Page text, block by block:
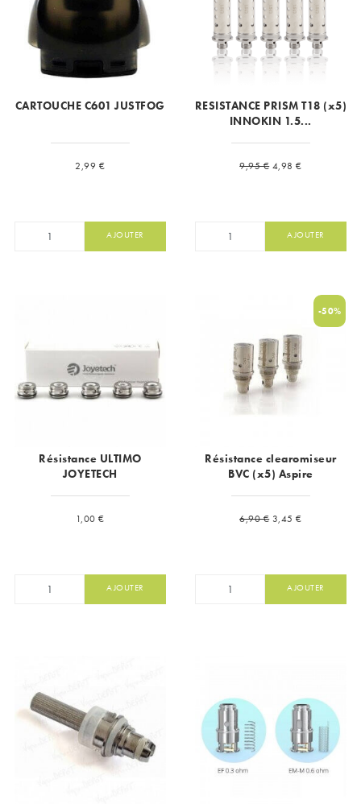
CARTOUCHE C601 JUSTFOG
Prix
2,99 €
AJOUTER
RESISTANCE PRISM T18 (x5)
INNOKIN 1.5...
Prix de base
9,95 € Prix
4,98 €
AJOUTER
Résistance ULTIMO
JOYETECH
Prix
1,00 €
AJOUTER
-50%
Résistance clearomiseur
BVC (x5) Aspire
Prix de base
6,90 € Prix
3,45 €
AJOUTER